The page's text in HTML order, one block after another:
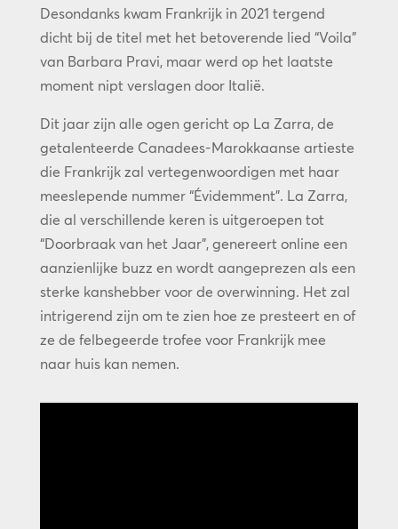
Desondanks kwam Frankrijk in 2021 tergend
dicht bij de titel met het betoverende lied “Voila”
van Barbara Pravi, maar werd op het laatste
moment nipt verslagen door Italië.
Dit jaar zijn alle ogen gericht op La Zarra, de
getalenteerde Canadees-Marokkaanse artieste
die Frankrijk zal vertegenwoordigen met haar
meeslepende nummer “Évidemment”. La Zarra,
die al verschillende keren is uitgeroepen tot
“Doorbraak van het Jaar”, genereert online een
aanzienlijke buzz en wordt aangeprezen als een
sterke kanshebber voor de overwinning. Het zal
intrigerend zijn om te zien hoe ze presteert en of
ze de felbegeerde trofee voor Frankrijk mee
naar huis kan nemen.